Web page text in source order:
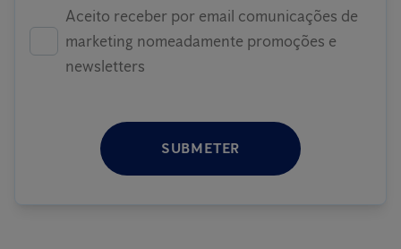
Aceito receber por email comunicações de
marketing nomeadamente promoções e
newsletters
SUBMETER